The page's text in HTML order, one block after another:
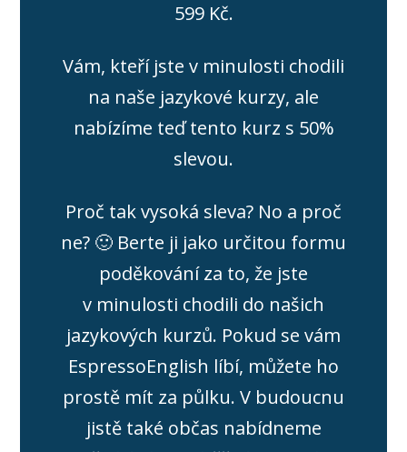
599 Kč.
Vám, kteří jste v minulosti chodili
na naše jazykové kurzy, ale
nabízíme teď tento kurz s 50%
slevou.
Proč tak vysoká sleva? No a proč
ne? 🙂 Berte ji jako určitou formu
poděkování za to, že jste
v minulosti chodili do našich
jazykových kurzů. Pokud se vám
EspressoEnglish líbí, můžete ho
prostě mít za půlku. V budoucnu
jistě také občas nabídneme